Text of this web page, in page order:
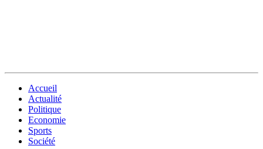
Accueil
Actualité
Politique
Economie
Sports
Société